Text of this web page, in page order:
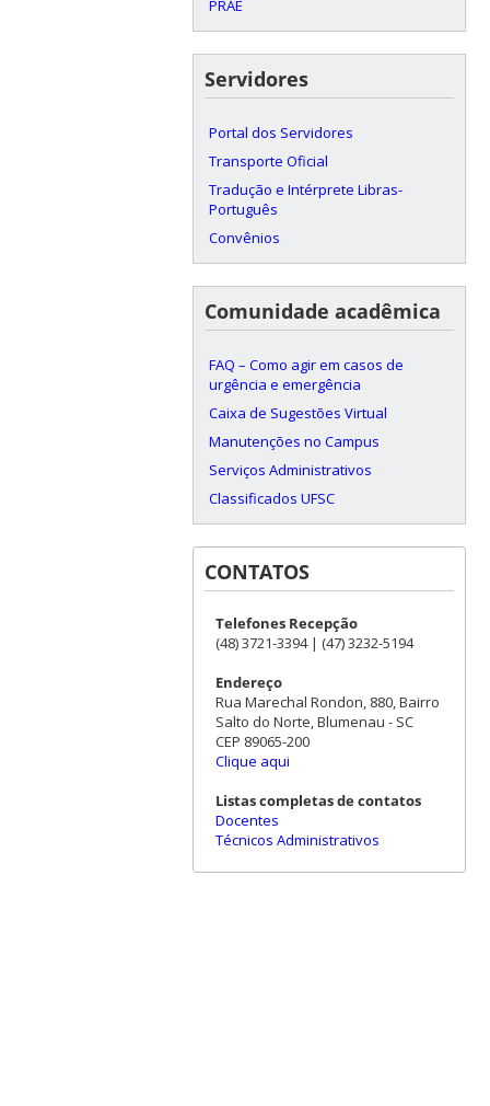
PRAE
Servidores
Portal dos Servidores
Transporte Oficial
Tradução e Intérprete Libras-
Português
Convênios
Comunidade acadêmica
FAQ – Como agir em casos de
urgência e emergência
Caixa de Sugestões Virtual
Manutenções no Campus
Serviços Administrativos
Classificados UFSC
CONTATOS
Telefones Recepção
(48) 3721-3394 | (47) 3232-5194
Endereço
Rua Marechal Rondon, 880, Bairro
Salto do Norte, Blumenau - SC
CEP 89065-200
Clique aqui
Listas completas de contatos
Docentes
Técnicos Administrativos